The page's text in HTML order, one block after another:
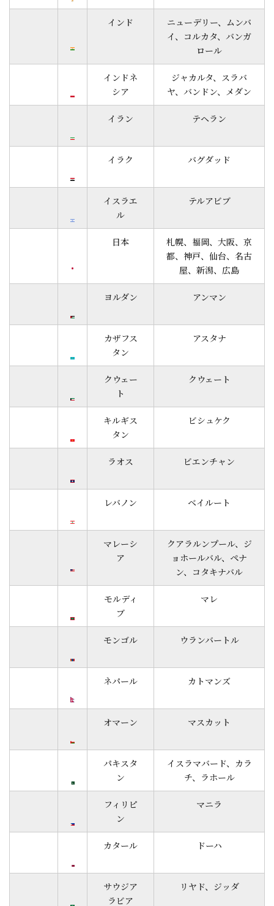
インド
ニューデリー、ムンバ
イ、コルカタ、バンガ
ロール
インドネ
シア
ジャカルタ、スラバ
ヤ、バンドン、メダン
イラン テヘラン
イラク バグダッド
イスラエ
ル
テルアビブ
日本
札幌、福岡、大阪、京
都、神戸、仙台、名古
屋、新潟、広島
ヨルダン アンマン
カザフス
タン
アスタナ
クウェー
ト
クウェート
キルギス
タン
ビシュケク
ラオス ビエンチャン
レバノン ベイルート
マレーシ
ア
クアラルンプール、ジ
ョホールバル、ペナ
ン、コタキナバル
モルディ
ブ
マレ
モンゴル ウランバートル
ネパール カトマンズ
オマーン マスカット
パキスタ
ン
イスラマバード、カラ
チ、ラホール
フィリピ
ン
マニラ
カタール ドーハ
サウジア
ラビア
リヤド、ジッダ